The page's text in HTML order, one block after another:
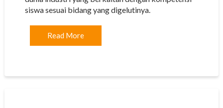
siswa sesuai bidang yang digelutinya.
Read More